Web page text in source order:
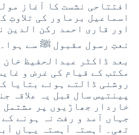
افتتاحی نشست کا آغاز
اسماعیل برماور کی تلاوتِ
اور قاری احمد رکن الدین
نعتِ رسول مقبول ﷺ سے
بعد ڈاکٹر عبدالحفیظ خان
مکتب کے قیام کی غرض و
روشنی ڈالتے ہوئے بتایا
پینتیس سال قبل یہ علاقہ
خاردار جھاڑیوں پر مشتمل
جہاں آمد و رفت نہ ہونے کے
تھی۔ آہستہ آہستہ یہاں